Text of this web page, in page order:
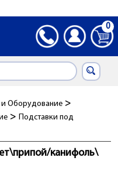
0
и Оборудование >
> Подставки под
канифоль\